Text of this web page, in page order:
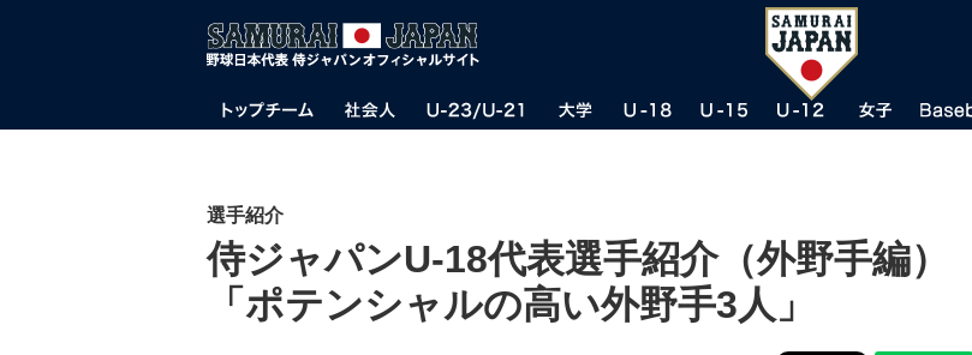
選手紹介
侍ジャパンU-18代表選手紹介（外野手編）
「ポテンシャルの高い外野手3人」